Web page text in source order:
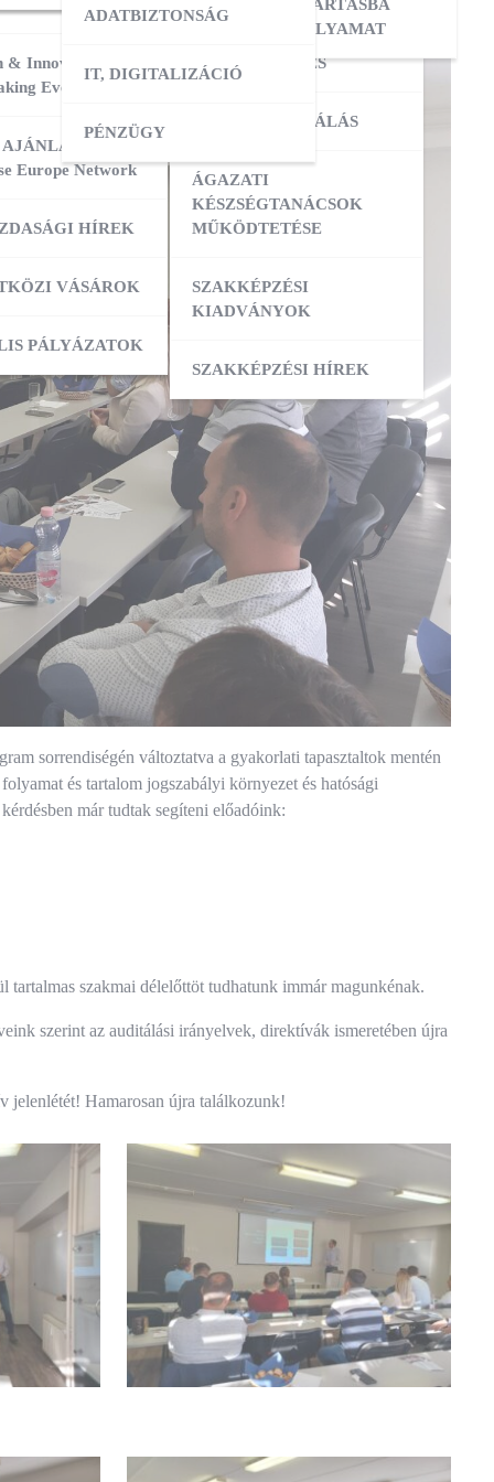
& Innovation
Event 2026
Europe Network
HÍREK
VÁSÁROK
TAGOZATOK
PÁLYÁZATOK
NYILVÁNTARTÁSBA
VÉTELI FOLYAMAT
OKTATÓI KÉPZÉS
MESTERKÉPZÉS
VIZSGADELEGÁLÁS
ÁGAZATI
KÉSZSÉGTANÁCSOK
MŰKÖDTETÉSE
SZAKKÉPZÉSI
KIADVÁNYOK
SZAKKÉPZÉSI HÍREK
ADATBIZTONSÁG
IT, DIGITALIZÁCIÓ
PÉNZÜGY
sorrendiségén változtatva a gyakorlati tapasztaltok mentén
és tartalom jogszabályi környezet és hatósági
már tudtak segíteni előadóink:
szakmai délelőttöt tudhatunk immár magunkénak.
szerint az auditálási irányelvek, direktívák ismeretében újra
jelenlétét! Hamarosan újra találkozunk!